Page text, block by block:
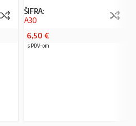
ŠIFRA:
A30
6,50 €
s PDV-om